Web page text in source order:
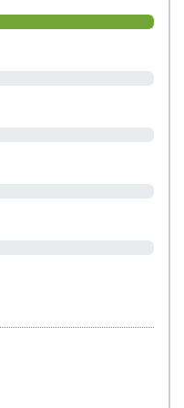
frissítjük, törekszünk arra,
felhívni azonban a figyelmet,
információkat is) csak
eltérhetnek az élelmiszerek